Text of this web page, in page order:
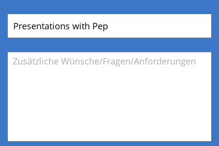
Gewünschtes
Training/Coaching
Bemerkung